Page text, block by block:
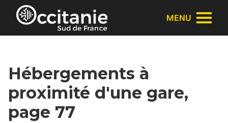
Panneau de gestion des cookies
MENU
Hébergements à
proximité d'une gare,
page 77